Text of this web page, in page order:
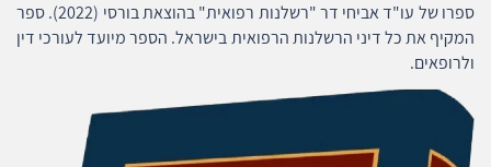
ספרו של עו"ד אביחי דר "רשלנות רפואית" בהוצאת בורסי (2022). ספר
המקיף את כל דיני הרשלנות הרפואית בישראל. הספר מיועד לעורכי דין
ולרופאים.